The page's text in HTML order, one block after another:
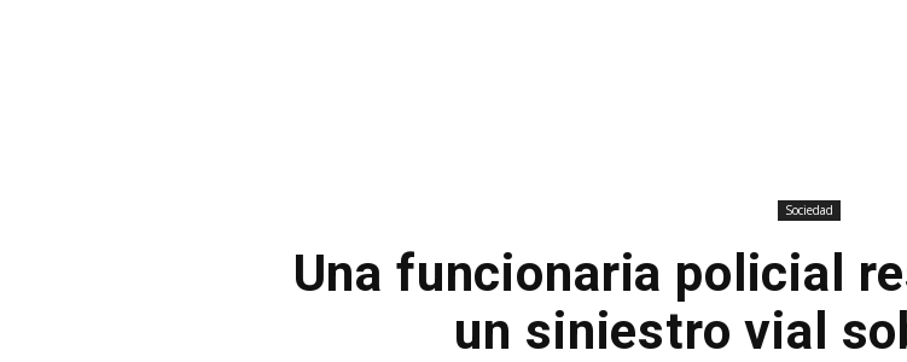
Sociedad
Una funcionaria policial
un siniestro vial